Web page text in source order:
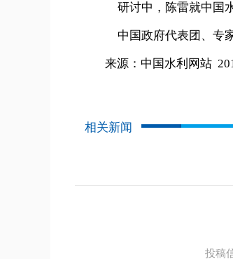
研讨中，陈雷就中国水
中国政府代表团、专家
来源：中国水利网站
相关新闻
投稿